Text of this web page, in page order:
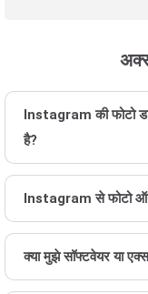
Instagram की फोटो
है?
Instagram से फोटो
क्या मुझे सॉफ्टवेयर या